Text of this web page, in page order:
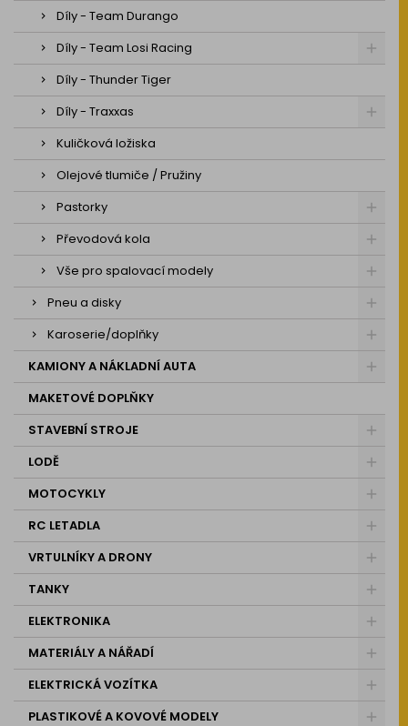
Díly - Team Durango
Díly - Team Losi Racing
Díly - Thunder Tiger
Díly - Traxxas
Kuličková ložiska
Olejové tlumiče / Pružiny
Pastorky
Převodová kola
Vše pro spalovací modely
Pneu a disky
Karoserie/doplňky
KAMIONY A NÁKLADNÍ AUTA
MAKETOVÉ DOPLŇKY
STAVEBNÍ STROJE
LODĚ
MOTOCYKLY
RC LETADLA
VRTULNÍKY A DRONY
TANKY
ELEKTRONIKA
MATERIÁLY A NÁŘADÍ
ELEKTRICKÁ VOZÍTKA
PLASTIKOVÉ A KOVOVÉ MODELY